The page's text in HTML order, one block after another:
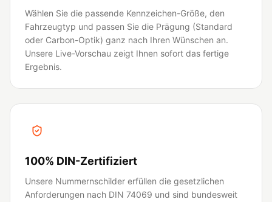
Wählen Sie die passende Kennzeichen-Größe, den
Fahrzeugtyp und passen Sie die Prägung (Standard
oder Carbon-Optik) ganz nach Ihren Wünschen an.
Unsere Live-Vorschau zeigt Ihnen sofort das fertige
Ergebnis.
100% DIN-Zertifiziert
Unsere Nummernschilder erfüllen die gesetzlichen
Anforderungen nach DIN 74069 und sind bundesweit